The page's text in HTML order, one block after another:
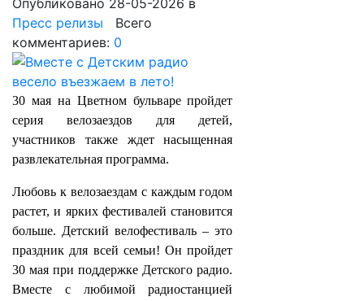
Опубликовано 28-05-2026 в
Пресс релизы Всего
комментариев: 0
30 мая на Цветном бульваре пройдет
серия велозаездов для детей,
участников также ждет насыщенная
развлекательная программа.
Любовь к велозаездам с каждым годом
растет, и ярких фестивалей становится
больше. Детский велофестиваль – это
праздник для всей семьи! Он пройдет
30 мая при поддержке Детского радио.
Вместе с любимой радиостанцией